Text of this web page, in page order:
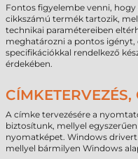
Fontos figyelembe venni,
cikkszámú termék tartozik,
technikai paramétereiben
meghatározni a pontos igényt,
specifikációkkal rendelkező
érdekében.
A címke tervezésére a
biztosítunk, mellyel
nyomatképet. Windows
mellyel bármilyen Windows